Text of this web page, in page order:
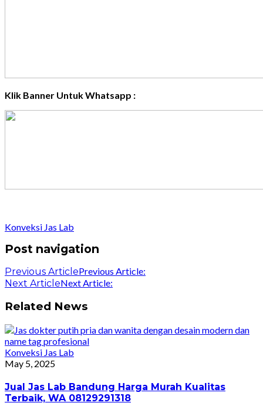
Klik Banner Untuk Whatsapp :
Konveksi Jas Lab
Post navigation
Previous ArticlePrevious Article:
Next ArticleNext Article:
Related News
Konveksi Jas Lab
May 5, 2025
Jual Jas Lab Bandung Harga Murah Kualitas
Terbaik, WA 08129291318